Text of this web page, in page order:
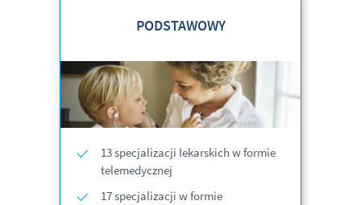
PODSTAWOWY
13 specjalizacji lekarskich w formie
telemedycznej
17 specjalizacji w formie